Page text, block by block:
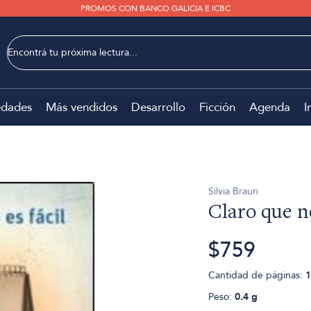
PROMOS CON BANCO GALICIA E ICBC
Más vendidos Desarrollo Ficción Agenda
Silvia Braun
Claro que
$759
Cantidad de páginas:
Peso: 0.4 g